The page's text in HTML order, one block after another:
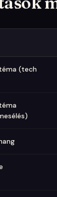
(tech